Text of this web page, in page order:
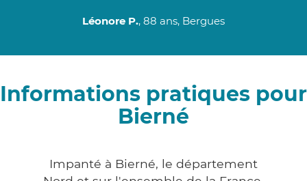
Léonore P., 88 ans, Bergues
Informations pratiques pour
Bierné
Impanté à Bierné, le département